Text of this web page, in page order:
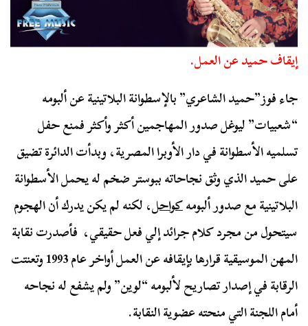
إيقاف حميد عن العمل.
جاء فوز”حميد الشاعري” بالإسطوانة البلاتينية عن ألبومه
“شعبيات” ليوغل صدور المهاجمين أكثر وأكثر فمنع حفل
تسلميه الأسطوانة في دار الأوبرا المصرية، وبدأت الدائرة تضيق
على حميد الذي وثق نجاحاته ببوستر ضخم له يحمل الأسطوانة
البلاتينية مع صدور ألبومهكواحل، لكنه لم يكن يدرك أن الهجوم
سيتحول من مجرد كلام جرائد إلي فعل حقيقي، فأصدرت نقابة
المهن الموسيقية قرارها بإيقافه عن العمل أواخر عام 1993 وتعنتت
الرقابة في إصدار تصاريح لألبومه “لوين” ولم يشفع له نجاحه
أمام اللجنة التي منحته عضوية النقابة.